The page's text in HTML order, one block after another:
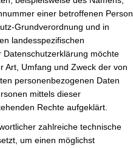
bis 100€
sein lohnt sich
ag-bibliote/
einer betroffenen Person,
Grundverordnung und in
landesspezifischen
möchte
Art, Umfang und Zweck der von
personenbezogenen Daten
mittels dieser
Rechte aufgeklärt.
zahlreiche technische
um einen möglichst